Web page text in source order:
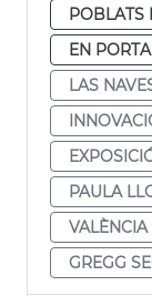
POBLATS
EN
LAS
PAULA
GREGG